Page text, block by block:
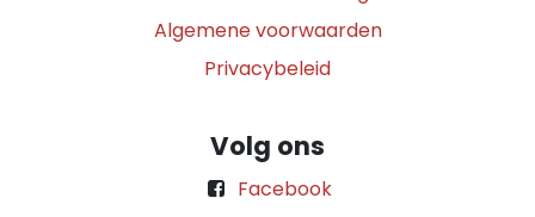
Algemene voorwaarden
Privacybeleid
Volg ons
Facebook